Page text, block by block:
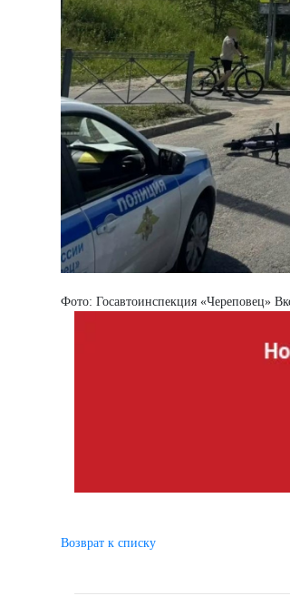
Фото: Госавтоинспекция «Череповец»
Возврат к списку